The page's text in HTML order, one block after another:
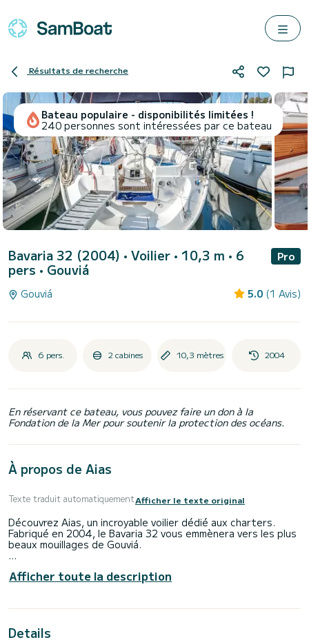
Résultats de recherche
Bateau populaire - disponibilités limitées !
240 personnes sont intéressées par ce bateau
Bavaria 32 (2004) • Voilier • 10,3 m • 6
pers • Gouviá
Pro
Gouviá 5.0 (1 Avis)
6 pers. 2 cabines 10,3 mètres 2004
En réservant ce bateau, vous pouvez faire un don à la
Fondation de la Mer pour soutenir la protection des océans.
À propos de Aias
Texte traduit automatiquementAfficher le texte original
Découvrez Aias, un incroyable voilier dédié aux charters.
Fabriqué en 2004, le Bavaria 32 vous emmènera vers les plus
beaux mouillages de Gouviá.
chevaux. Les 2 cabines peuvent accueillir 6 passagers en
Ce Bavaria 32 est équipé d'une salle d'eau avec douche.
Ce bateau est équipé d'une grand-voile à enrouleur et d'un
Afficher toute la description
Details